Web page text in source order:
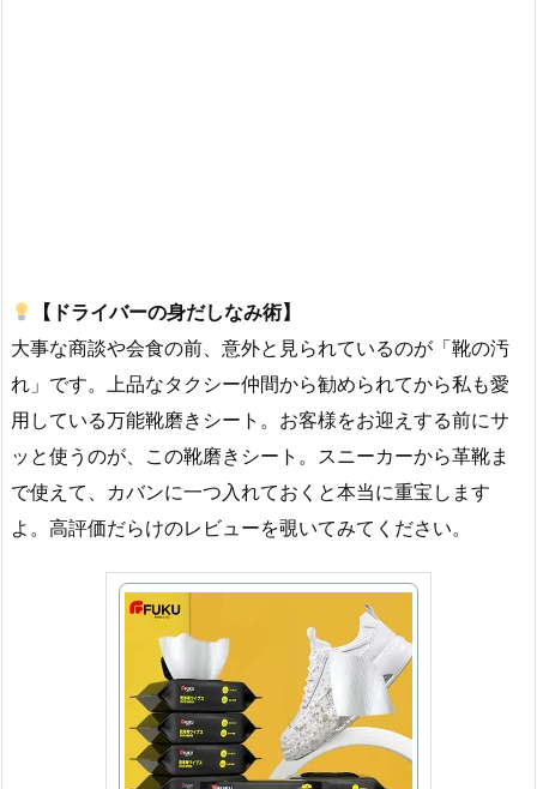
【ドライバーの身だしなみ術】
大事な商談や会食の前、意外と見られているのが「靴の汚
れ」です。上品なタクシー仲間から勧められてから私も愛
用している万能靴磨きシート。お客様をお迎えする前にサ
ッと使うのが、この靴磨きシート。スニーカーから革靴ま
で使えて、カバンに一つ入れておくと本当に重宝します
よ。高評価だらけのレビューを覗いてみてください。